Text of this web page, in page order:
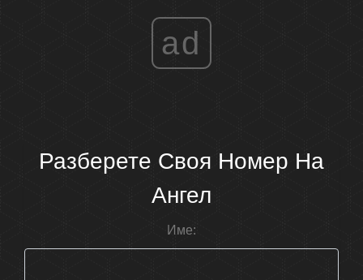
ad
Разберете Своя Номер На
Ангел
Име: